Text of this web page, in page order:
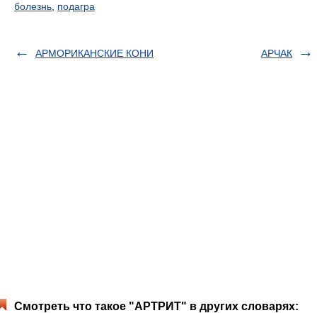
болезнь подагра
АРМОРИКАНСКИЕ КОНИ АРЧАК
Смотреть что такое "АРТРИТ" в других словарях: